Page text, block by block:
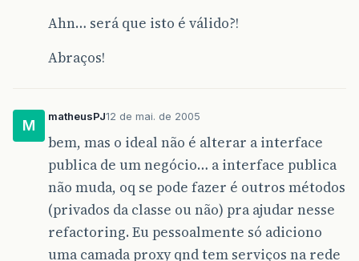
Ahn… será que isto é válido?!
Abraços!
M
matheusPJ12 de mai. de 2005
bem, mas o ideal não é alterar a interface
publica de um negócio… a interface publica
não muda, oq se pode fazer é outros métodos
(privados da classe ou não) pra ajudar nesse
refactoring. Eu pessoalmente só adiciono
uma camada proxy qnd tem serviços na rede